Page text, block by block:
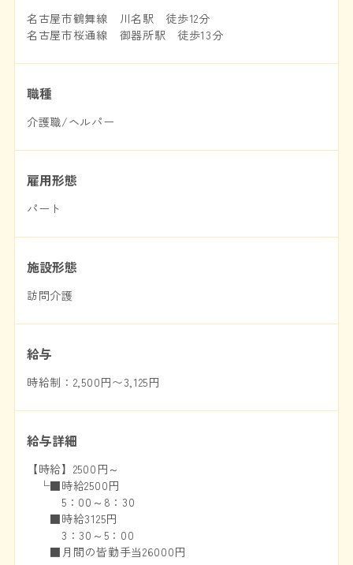
名古屋市鶴舞線 川名駅 徒歩12分
名古屋市桜通線 御器所駅 徒歩13分
職種
介護職/ヘルパー
雇用形態
パート
施設形態
訪問介護
給与
時給制：2,500円〜3,125円
給与詳細
【時給】2500円～
└■時給2500円
5：00～8：30
■時給3125円
3：30～5：00
■月間の皆勤手当26000円